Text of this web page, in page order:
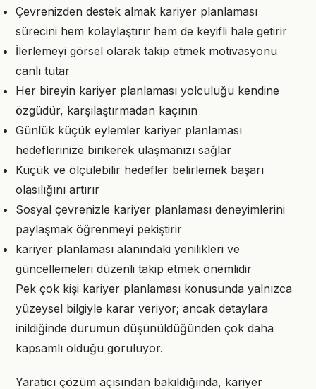
Çevrenizden destek almak kariyer planlaması
sürecini hem kolaylaştırır hem de keyifli hale getirir
İlerlemeyi görsel olarak takip etmek motivasyonu
canlı tutar
Her bireyin kariyer planlaması yolculuğu kendine
özgüdür, karşılaştırmadan kaçının
Günlük küçük eylemler kariyer planlaması
hedeflerinize birikerek ulaşmanızı sağlar
Küçük ve ölçülebilir hedefler belirlemek başarı
olasılığını artırır
Sosyal çevrenizle kariyer planlaması deneyimlerini
paylaşmak öğrenmeyi pekiştirir
kariyer planlaması alanındaki yenilikleri ve
güncellemeleri düzenli takip etmek önemlidir
Pek çok kişi kariyer planlaması konusunda yalnızca
yüzeysel bilgiyle karar veriyor; ancak detaylara
inildiğinde durumun düşünüldüğünden çok daha
kapsamlı olduğu görülüyor.
Yaratıcı çözüm açısından bakıldığında, kariyer